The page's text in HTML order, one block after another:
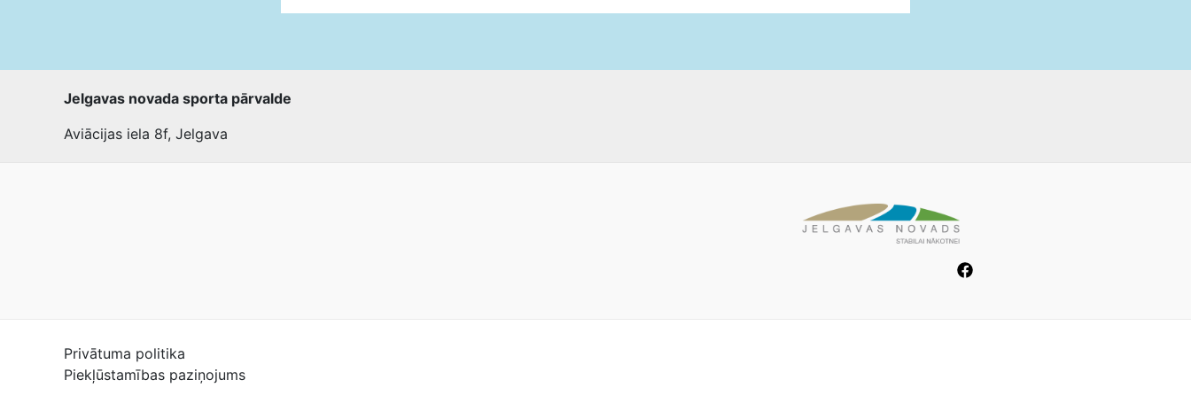
Jelgavas novada sporta pārvalde
Aviācijas iela 8f, Jelgava
Privātuma politika
Piekļūstamības paziņojums